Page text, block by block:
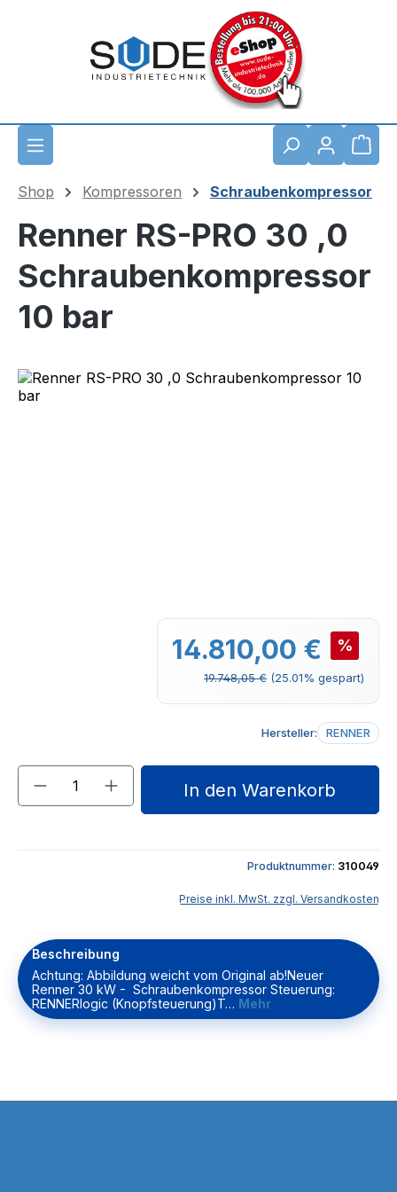
Shop Kompressoren Schraubenkompressor
Renner RS-PRO 30 ,0
Schraubenkompressor
10 bar
Bildergalerie überspringen
Verkaufspreis:
14.810,00 € %
Regulärer Preis:
19.748,05 € (25.01% gespart)
Hersteller: RENNER
Produkt Anzahl: Gib den
In den Warenkorb
Produktnummer: 310049
Preise inkl. MwSt. zzgl. Versandkosten
Beschreibung
Achtung: Abbildung weicht vom Original ab!Neuer
Renner 30 kW - Schraubenkompressor Steuerung:
RENNERlogic (Knopfsteuerung)T… Mehr